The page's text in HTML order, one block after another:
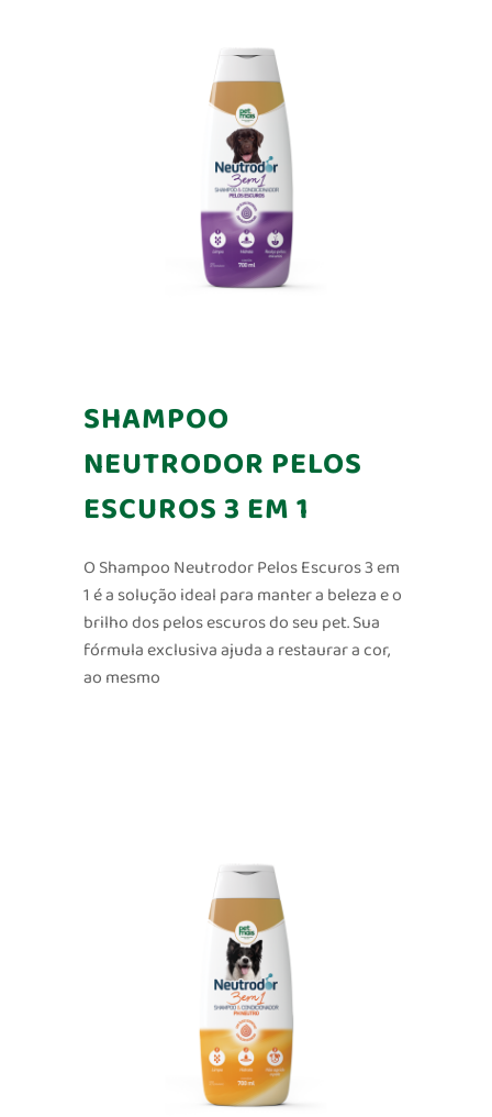
SHAMPOO
NEUTRODOR PELOS
ESCUROS 3 EM 1
O Shampoo Neutrodor Pelos Escuros 3 em
1 é a solução ideal para manter a beleza e o
brilho dos pelos escuros do seu pet. Sua
fórmula exclusiva ajuda a restaurar a cor,
ao mesmo